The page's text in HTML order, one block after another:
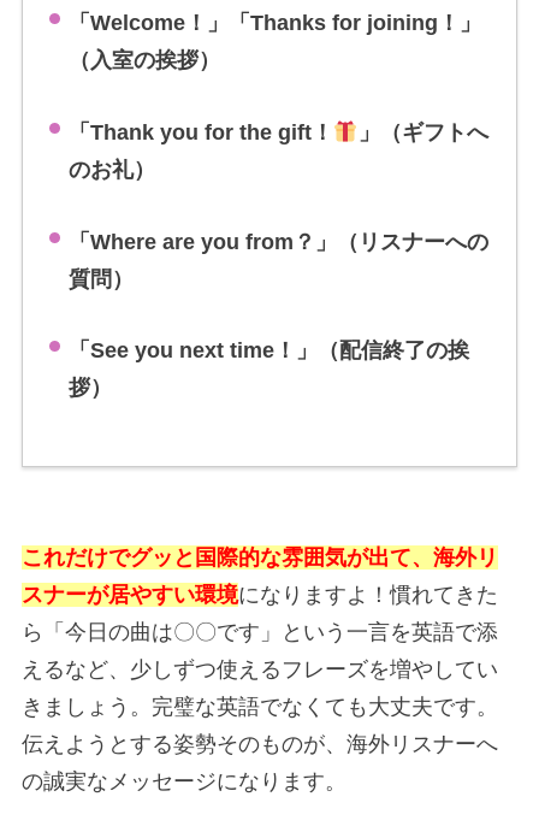
「Welcome！」「Thanks for joining！」
（入室の挨拶）
「Thank you for the gift！
」（ギフトへ
のお礼）
「Where are you from？」（リスナーへの
質問）
「See you next time！」（配信終了の挨
拶）
これだけでグッと国際的な雰囲気が出て、海外リ
スナーが居やすい環境になりますよ！慣れてきた
ら「今日の曲は〇〇です」という一言を英語で添
えるなど、少しずつ使えるフレーズを増やしてい
きましょう。完璧な英語でなくても大丈夫です。
伝えようとする姿勢そのものが、海外リスナーへ
の誠実なメッセージになります。